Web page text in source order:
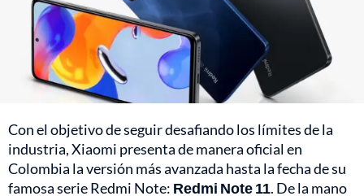
Con el objetivo de seguir desafiando los límites de la
industria, Xiaomi presenta de manera oficial en
Colombia la versión más avanzada hasta la fecha de su
famosa serie Redmi Note: Redmi Note 11. De la mano